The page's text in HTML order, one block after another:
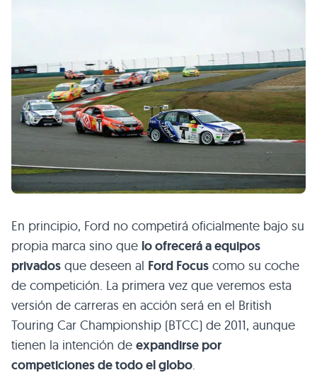
En principio, Ford no competirá oficialmente bajo su
propia marca sino que lo ofrecerá a equipos
privados que deseen al Ford Focus como su coche
de competición. La primera vez que veremos esta
versión de carreras en acción será en el British
Touring Car Championship (BTCC) de 2011, aunque
tienen la intención de expandirse por
competiciones de todo el globo.